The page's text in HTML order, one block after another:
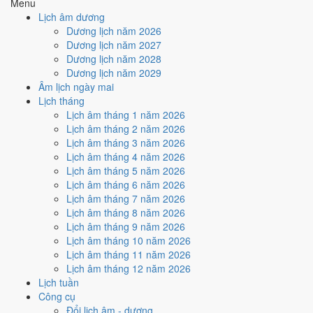
Lịch âm dương
Dương lịch năm 2026
Dương lịch năm 2027
Dương lịch năm 2028
Dương lịch năm 2029
Âm lịch ngày mai
Lịch tháng
Lịch âm tháng 1 năm 2026
Lịch âm tháng 2 năm 2026
Lịch âm tháng 3 năm 2026
Lịch âm tháng 4 năm 2026
Lịch âm tháng 5 năm 2026
Lịch âm tháng 6 năm 2026
Lịch âm tháng 7 năm 2026
Lịch âm tháng 8 năm 2026
Lịch âm tháng 9 năm 2026
Lịch âm tháng 10 năm 2026
Lịch âm tháng 11 năm 2026
Lịch âm tháng 12 năm 2026
Lịch tuần
Công cụ
Đổi lịch âm - dương
Cách tính ngày tốt
🏗️
Động thổ - khởi công
Trung bình
Động thổ - khởi công hôm nay ở
Ngày Hắc Đạogây bất lợi.
Cách tính ngày tốt
🏡 Nhập trạch - vào nhà mới
Tốt
Nhập trạch - vào nhà mới hôm nay ở
Trực Định, nhưng Ngày Hắc Đạo kéo giảm điểm.
Cách tính ngày tốt
Mua xe - tậu xe
Trung bình
Mua xe - tậu xe hôm nay ởmức trung bình (4/10)
Hắc Đạogây bất lợi.
Cách tính ngày tốt
Xuất hành - đi xa
Trung bình
Xuất hành - đi xa hôm nay ở
Nguy và Ngày Hắc Đạo